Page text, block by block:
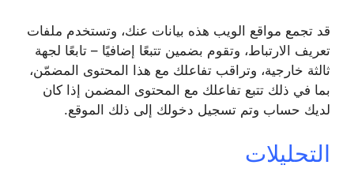
قد تجمع مواقع الويب هذه بيانات عنك، وتستخدم ملفات
تعريف الارتباط، وتقوم بضمين تتبعًا إضافيًا – تابعًا لجهة
ثالثة خارجية، وتراقب تفاعلك مع هذا المحتوى المضمّن،
بما في ذلك تتبع تفاعلك مع المحتوى المضمن إذا كان
لديك حساب وتم تسجيل دخولك إلى ذلك الموقع.
التحليلات